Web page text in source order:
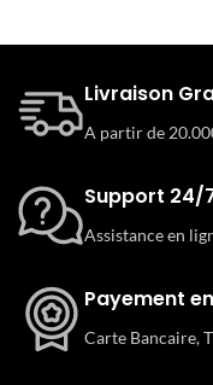
Livraison
A partir de
Support 24/
Assistance en
Payement
Carte Bancaire,